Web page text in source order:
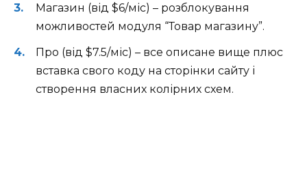
Магазин (від $6/міс) – розблокування
можливостей модуля “Товар магазину”.
Про (від $7.5/міс) – все описане вище плюс
вставка свого коду на сторінки сайту і
створення власних колірних схем.